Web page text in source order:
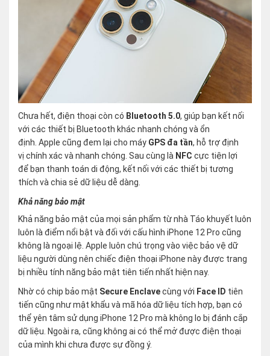
Chưa hết, điện thoại còn có Bluetooth 5.0, giúp bạn kết nối
với các thiết bị Bluetooth khác nhanh chóng và ổn
định. Apple cũng đem lại cho máy GPS đa tần, hỗ trợ định
vị chính xác và nhanh chóng. Sau cùng là NFC cực tiện lợi
để bạn thanh toán di động, kết nối với các thiết bị tương
thích và chia sẻ dữ liệu dễ dàng.
Khả năng bảo mật
Khả năng bảo mật của mọi sản phẩm từ nhà Táo khuyết luôn
luôn là điểm nổi bật và đối với cấu hình iPhone 12 Pro cũng
không là ngoại lệ. Apple luôn chú trọng vào việc bảo vệ dữ
liệu người dùng nên chiếc điện thoại iPhone này được trang
bị nhiều tính năng bảo mật tiên tiến nhất hiện nay.
Nhờ có chip bảo mật Secure Enclavecùng với Face ID tiên
tiến cũng như mật khẩu và mã hóa dữ liệu tích hợp, bạn có
thể yên tâm sử dụng iPhone 12 Pro mà không lo bị đánh cắp
dữ liệu. Ngoài ra, cũng không ai có thể mở được điện thoại
của mình khi chưa được sự đồng ý.